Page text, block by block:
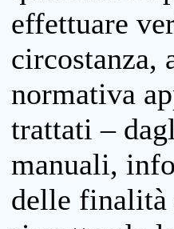
effettuare
circostanza,
normativa
trattati –
manuali,
delle finalità